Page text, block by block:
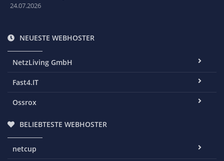
24.07.2026
NEUESTE WEBHOSTER
NetzLiving GmbH
Fast4.IT
Ossrox
BELIEBTESTE WEBHOSTER
netcup